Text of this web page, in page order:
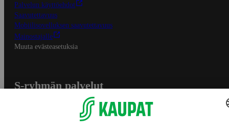
Palvelun käyttöehdot
Saavutettavuus
Mobiilisovelluksen saavutettavuus
Mainostajalle
Muuta evästeasetuksia
S-ryhmän palvelut